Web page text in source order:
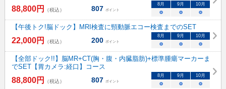
88,800円 （税込） 807 ポイント
8月 9月 10月
○ ○ ○
【午後トク!脳ドック】MRI検査に頸動脈エコー検査までのSET
22,000円 （税込） 200 ポイント
8月 9月 10月
○ ○ ○
【全部ドック!!】脳MR+CT(胸・腹・内臓脂肪)+標準腫瘍マーカーま
でSET【胃カメラ:経口】コース
88,800円 （税込） 807 ポイント
8月 9月 10月
○ ○ ○